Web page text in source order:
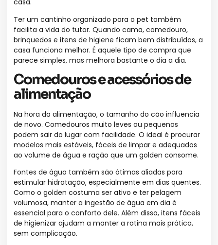
casa.
Ter um cantinho organizado para o pet também
facilita a vida do tutor. Quando cama, comedouro,
brinquedos e itens de higiene ficam bem distribuídos, a
casa funciona melhor. É aquele tipo de compra que
parece simples, mas melhora bastante o dia a dia.
Comedouros e acessórios de
alimentação
Na hora da alimentação, o tamanho do cão influencia
de novo. Comedouros muito leves ou pequenos
podem sair do lugar com facilidade. O ideal é procurar
modelos mais estáveis, fáceis de limpar e adequados
ao volume de água e ração que um golden consome.
Fontes de água também são ótimas aliadas para
estimular hidratação, especialmente em dias quentes.
Como o golden costuma ser ativo e ter pelagem
volumosa, manter a ingestão de água em dia é
essencial para o conforto dele. Além disso, itens fáceis
de higienizar ajudam a manter a rotina mais prática,
sem complicação.